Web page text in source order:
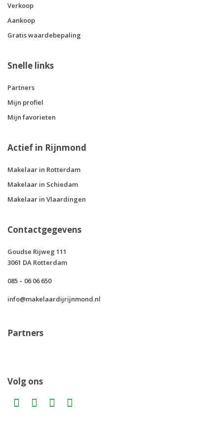
Verkoop
Aankoop
Gratis waardebepaling
Snelle links
Partners
Mijn profiel
Mijn favorieten
Actief in Rijnmond
Makelaar in Rotterdam
Makelaar in Schiedam
Makelaar in Vlaardingen
Contactgegevens
Goudse Rijweg 111
3061 DA Rotterdam
085 – 06 06 650
info@makelaardijrijnmond.nl
Partners
Volg ons